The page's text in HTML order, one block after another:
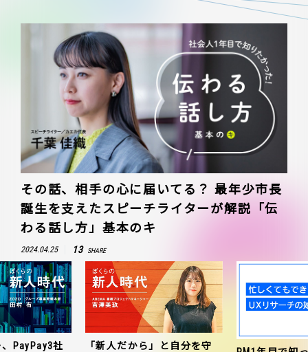
その話、相手の心に届いてる？ 最年少市長
誕生を支えたスピーチライターが解説「伝
わる話し方」基本のキ
2024.04.25 13 SHARE
PayPay3社 「新人だから」と自分を守